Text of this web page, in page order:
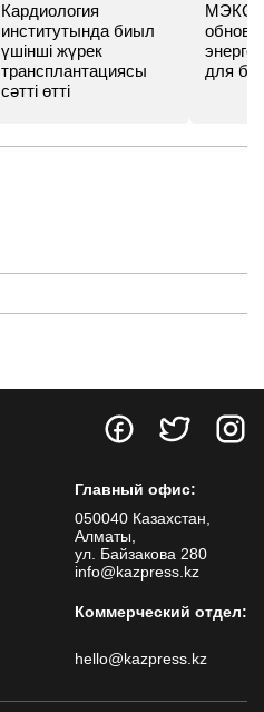
Кардиология
институтында биыл
үшінші жүрек
трансплантациясы
сәтті өтті
МЭКС -
для
Главный офис:
050040 Казахстан,
Алматы,
ул. Байзакова 280
info@kazpress.kz
Коммерческий отдел:
hello@kazpress.kz